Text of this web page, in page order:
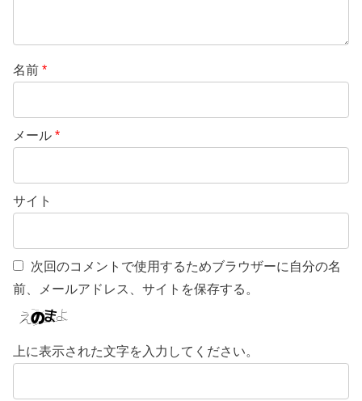
名前 *
メール *
サイト
次回のコメントで使用するためブラウザーに自分の名
前、メールアドレス、サイトを保存する。
上に表示された文字を入力してください。